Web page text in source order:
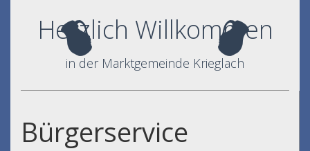
Herzlich Willkommen
in der Marktgemeinde Krieglach
Bürgerservice